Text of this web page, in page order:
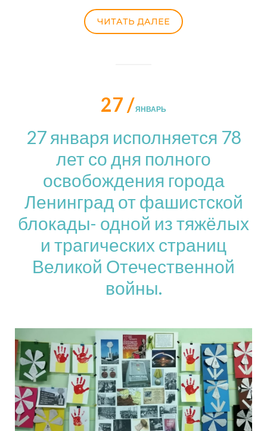
ЧИТАТЬ ДАЛЕЕ
27 /ЯНВАРЬ
27 января исполняется 78
лет со дня полного
освобождения города
Ленинград от фашистской
блокады- одной из тяжёлых
и трагических страниц
Великой Отечественной
войны.